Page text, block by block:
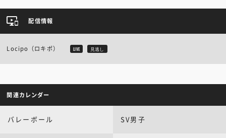
配信情報
Locipo（ロキポ） LIVE 見逃し
関連カレンダー
バレーボール SV男子